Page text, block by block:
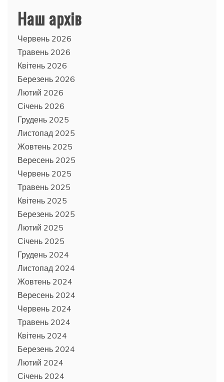
Наш архів
Червень 2026
Травень 2026
Квітень 2026
Березень 2026
Лютий 2026
Січень 2026
Грудень 2025
Листопад 2025
Жовтень 2025
Вересень 2025
Червень 2025
Травень 2025
Квітень 2025
Березень 2025
Лютий 2025
Січень 2025
Грудень 2024
Листопад 2024
Жовтень 2024
Вересень 2024
Червень 2024
Травень 2024
Квітень 2024
Березень 2024
Лютий 2024
Січень 2024